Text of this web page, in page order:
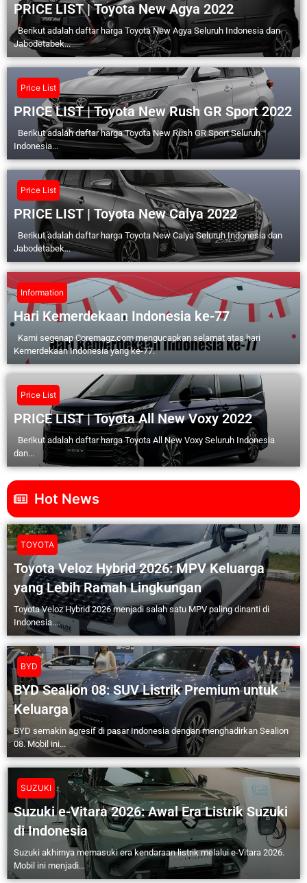
PRICE LIST | Toyota New Agya 2022
Berikut adalah daftar harga Toyota New Agya Seluruh Indonesia dan
Jabodetabek...
Price List
PRICE LIST | Toyota New Rush GR Sport 2022
Berikut adalah daftar harga Toyota New Rush GR Sport Seluruh
Indonesia...
Price List
PRICE LIST | Toyota New Calya 2022
Berikut adalah daftar harga Toyota New Calya Seluruh Indonesia dan
Jabodetabek...
Information
Hari Kemerdekaan Indonesia ke-77
Kami segenap Coremagz.com mengucapkan selamat atas hari
Kemerdekaan Indonesia yang ke-77.
Price List
PRICE LIST | Toyota All New Voxy 2022
Berikut adalah daftar harga Toyota All New Voxy Seluruh Indonesia
dan...
Hot News
TOYOTA
Toyota Veloz Hybrid 2026: MPV Keluarga
yang Lebih Ramah Lingkungan
Toyota Veloz Hybrid 2026 menjadi salah satu MPV paling dinanti di
Indonesia....
BYD
BYD Sealion 08: SUV Listrik Premium untuk
Keluarga
BYD semakin agresif di pasar Indonesia dengan menghadirkan Sealion
08. Mobil ini...
SUZUKI
Suzuki e-Vitara 2026: Awal Era Listrik Suzuki
di Indonesia
Suzuki akhirnya memasuki era kendaraan listrik melalui e-Vitara 2026.
Mobil ini menjadi...